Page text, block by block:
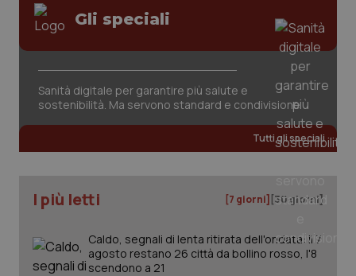
Gli speciali
Sanità digitale per garantire più salute e
sostenibilità. Ma servono standard e condivisione
Tutti gli speciali
I più letti [7 giorni] [30 giorni]
Caldo, segnali di lenta ritirata dell'ondata: il 7
agosto restano 26 città da bollino rosso, l'8
scendono a 21
tracking-enable
www.quotidianosanita.it
2
tracking-sites-ironfish-
www.quotidianosanita.it